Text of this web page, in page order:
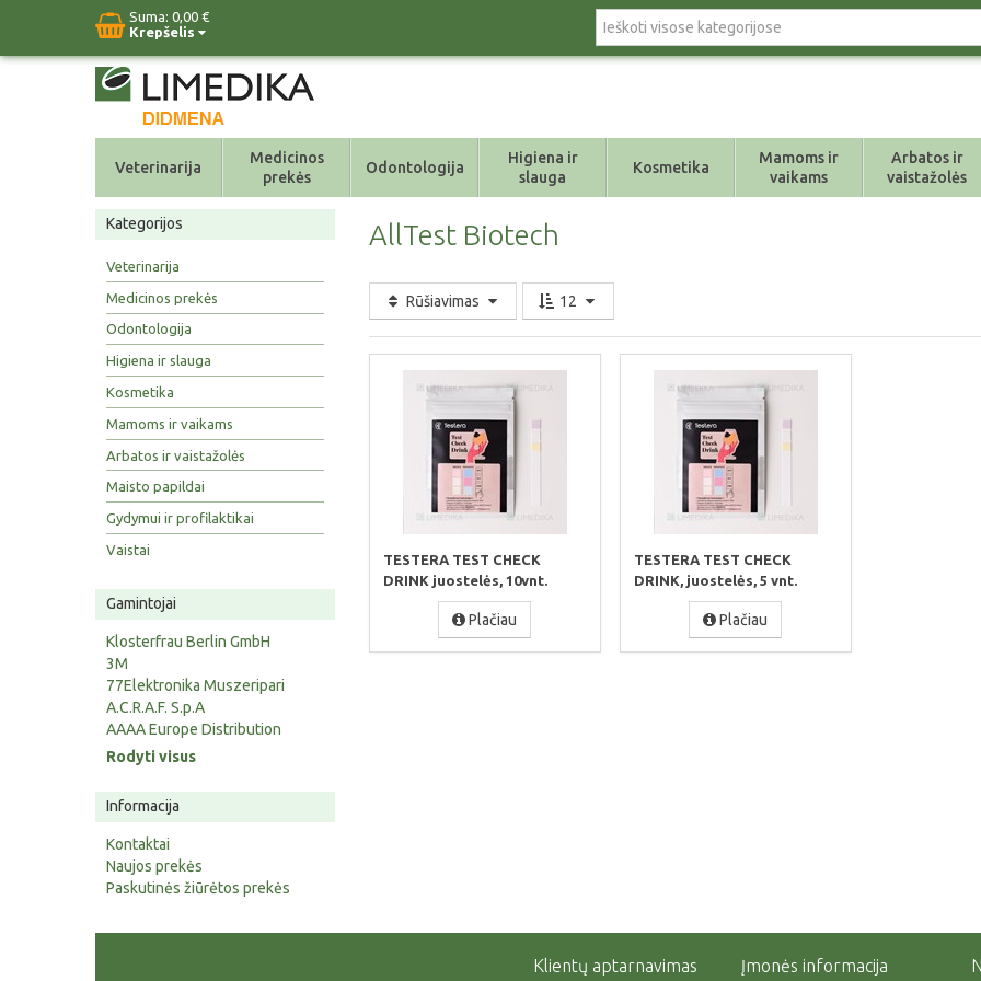
Suma: 0,00 €
Krepšelis
Veterinarija
Medicinos
prekės
Odontologija
Higiena ir
slauga
Kosmetika
Mamoms ir
vaikams
Arbatos ir
vaistažolės
Kategorijos
Veterinarija
Medicinos prekės
Odontologija
Higiena ir slauga
Kosmetika
Mamoms ir vaikams
Arbatos ir vaistažolės
Maisto papildai
Gydymui ir profilaktikai
Vaistai
Gamintojai
Klosterfrau Berlin GmbH
3M
77Elektronika Muszeripari
A.C.R.A.F. S.p.A
AAAA Europe Distribution
Rodyti visus
Informacija
Kontaktai
Naujos prekės
Paskutinės žiūrėtos prekės
AllTest Biotech
Rūšiavimas 12
TESTERA TEST CHECK
DRINK juostelės, 10vnt.
Plačiau
TESTERA TEST CHECK
DRINK, juostelės, 5 vnt.
Plačiau
Klientų aptarnavimas Įmonės informacija